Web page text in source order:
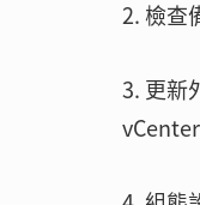
2. 檢查
3. 更新